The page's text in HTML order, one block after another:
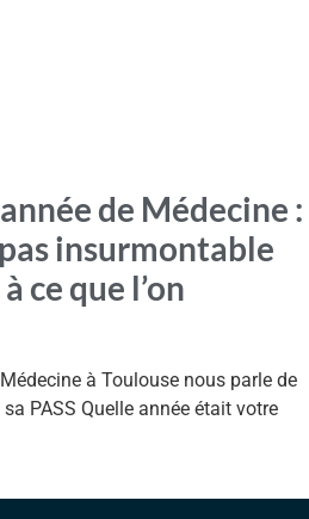
de Médecine :
pas insurmontable
ce que l’on
à Toulouse nous parle de
PASS Quelle année était votre